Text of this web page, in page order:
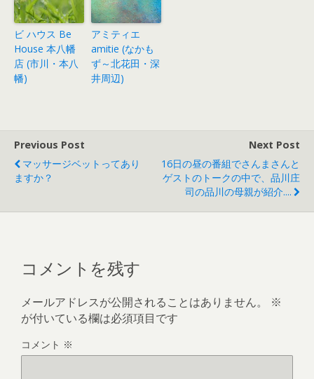
ビ ハウス Be
House 本八幡
店 (市川・本八
幡)
アミティエ
amitie (なかも
ず～北花田・深
井周辺)
Previous Post
マッサージベットってあり
ますか？
Next Post
16日の昼の番組でさんまさんと
ゲストのトークの中で、品川庄
司の品川の母親が紹介....
コメントを残す
メールアドレスが公開されることはありません。
※
が付いている欄は必須項目です
コメント ※